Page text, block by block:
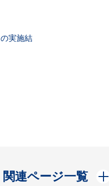
実施結
関連ページ一覧
開く